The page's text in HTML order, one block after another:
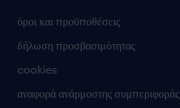
όροι και προϋποθέσεις
δήλωση προσβασιμότητας
cookies
αναφορά ανάρμοστης συμπεριφοράς